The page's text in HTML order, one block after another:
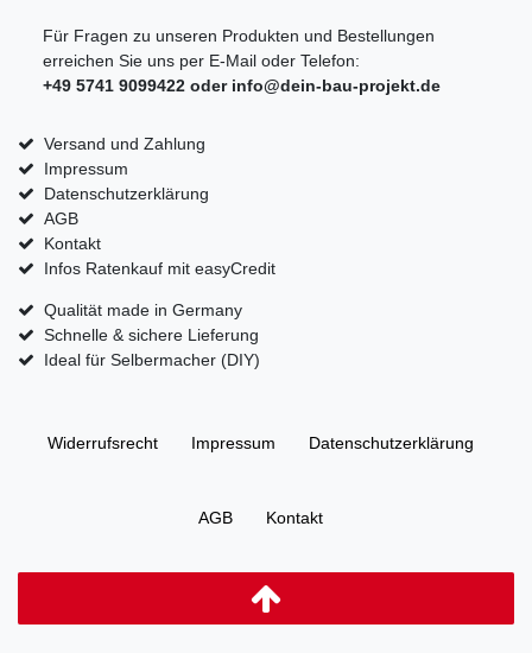
Für Fragen zu unseren Produkten und Bestellungen
erreichen Sie uns per E-Mail oder Telefon:
+49 5741 9099422 oder info@dein-bau-projekt.de
Versand und Zahlung
Impressum
Datenschutzerklärung
AGB
Kontakt
Infos Ratenkauf mit easyCredit
Qualität made in Germany
Schnelle & sichere Lieferung
Ideal für Selbermacher (DIY)
Widerrufs­recht Impressum Daten­schutz­erklärung
AGB Kontakt